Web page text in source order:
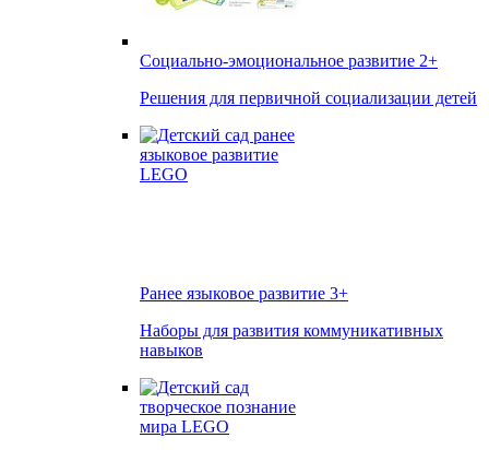
Социально-эмоциональное развитие 2+
Решения для первичной социализации детей
Ранее языковое развитие 3+
Наборы для развития коммуникативных
навыков